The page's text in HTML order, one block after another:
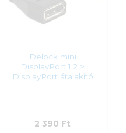
Delock mini
DisplayPort 1.2 >
DisplayPort átalakító
2 390 Ft